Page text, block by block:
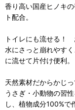
香り高い国産ヒノキ
ト配合。
トイレにも流せる！
水にさっと崩れやす
に流せて片付け便利。
天然素材だからかじっ
うさぎ・小動物の習
し、植物成分100%で